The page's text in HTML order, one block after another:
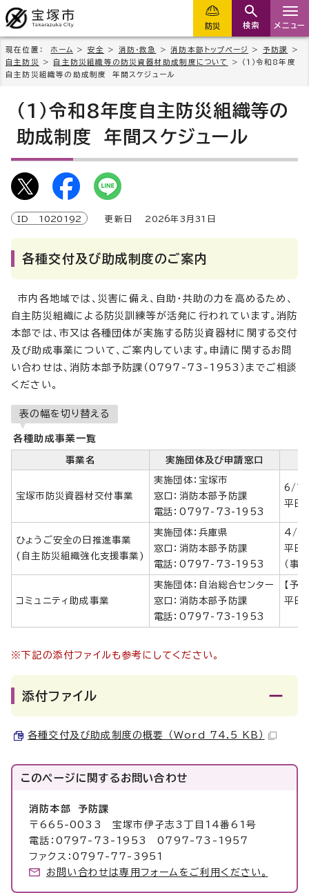
防災 検索 メニュー
現在位置： ホーム > 安全 > 消防・救急 >消防本部トップページ > 予防課
>
自主防災
> 自主防災組織等の防災資器材助成制度について
> （1）令和8年度
自主防災組織等の助成制度 年間スケジュール
（1）令和8年度自主防災組織等の
助成制度 年間スケジュール
ID 1020192 更新日 2026年3月 31 日
各種交付及び助成制度のご案内
市内各地域では、災害に備え、自助・共助の力を高めるため、
自主防災組織による防災訓練等が活発に行われています。消防
本部では、市又は各種団体が実施する防災資器材に関する交付
及び助成事業について、ご案内しています。申請に関するお問
い合わせは、消防本部予防課（0797-73-1953）までご相談
ください。
表の幅を切り替える
各種助成事業一覧
事業名 実施団体及び申請窓口
宝塚市防災資器材交付事業
実施団体：宝塚市
窓口：消防本部予防課
電話：0797-73-1953
6/1
平日
ひょうご安全の日推進事業
(自主防災組織強化支援事業)
実施団体：兵庫県
窓口：消防本部予防課
電話：0797-73-1953
4/1
平日
（事
コミュニティ助成事業
実施団体：自治総合センター
窓口：消防本部予防課
電話：0797-73-1953
【予
平日
※下記の添付ファイルも参考にしてください。
添付ファイル
各種交付及び助成制度の概要 （Word 74.5 KB）
このページに関するお問い合わせ
消防本部 予防課
〒665-0033 宝塚市伊孑志3丁目14番61号
電話：0797-73-1953 0797-73-1957
ファクス：0797-77-3951
お問い合わせは専用フォームをご利用ください。